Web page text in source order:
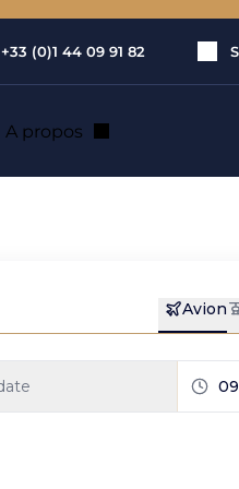
+33 (0)1 44 09 91 82
A propos